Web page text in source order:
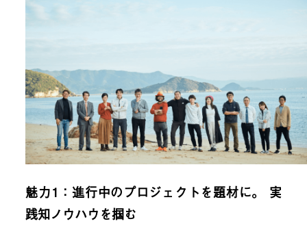
魅力1：進行中のプロジェクトを題材に。 実
践知ノウハウを掴む